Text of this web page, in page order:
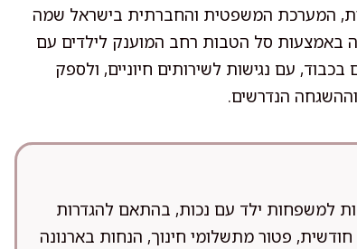
המערכת המשפטית והחברתית בישראל שמה
סל הטבות רחב המוענק לילדים עם
עם נגישות לשירותים חיוניים, ולספק
הנדרשים.
למשפחות ילד עם נכות, בהתאם להגדרות
פטור מתשלומי חינוך, הנחות בארנונה